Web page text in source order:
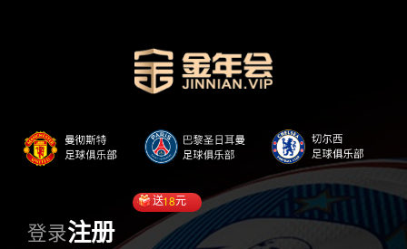
登录注册
送18元